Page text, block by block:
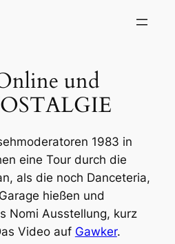
und
1983 in
eine Tour durch die
als die noch Danceteria,
hießen und
Nomi Ausstellung, kurz
Video auf Gawker.